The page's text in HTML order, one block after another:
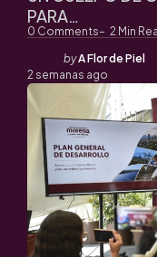
0 Comments 2 Min
PARA…
Posted
by
byA Flor de Piel
2 semanas ago